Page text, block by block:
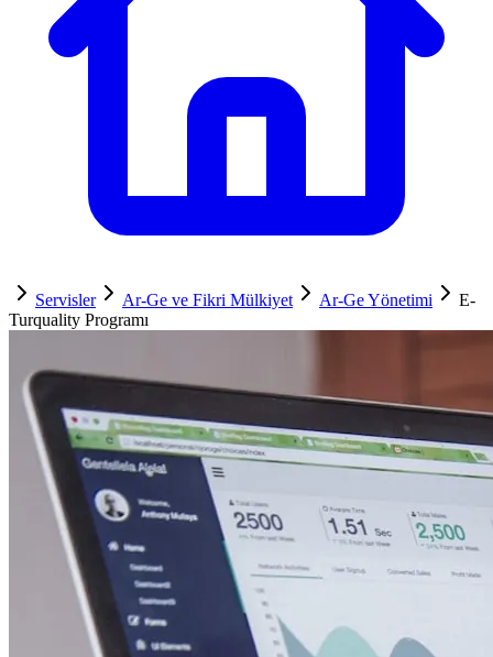
Servisler Ar-Ge ve Fikri Mülkiyet Ar-Ge Yönetimi
E-
Turquality Programı